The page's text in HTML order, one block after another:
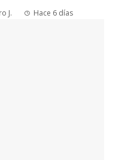
J. Hace 6 días